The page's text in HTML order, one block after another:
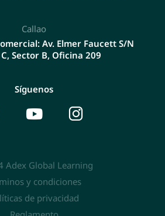
Callao
Av. Elmer Faucett S/N
Sector B, Oficina 209
Síguenos
Adex Global Learning
y condiciones
de privacidad